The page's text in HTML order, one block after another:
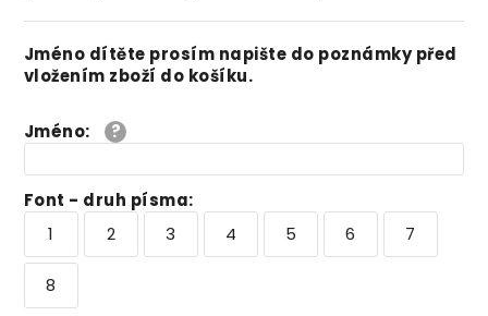
Jméno dítěte prosím napište do poznámky před
vložením zboží do košíku.
Jméno:
Font - druh písma:
1
2 3 4 5 6 7
8